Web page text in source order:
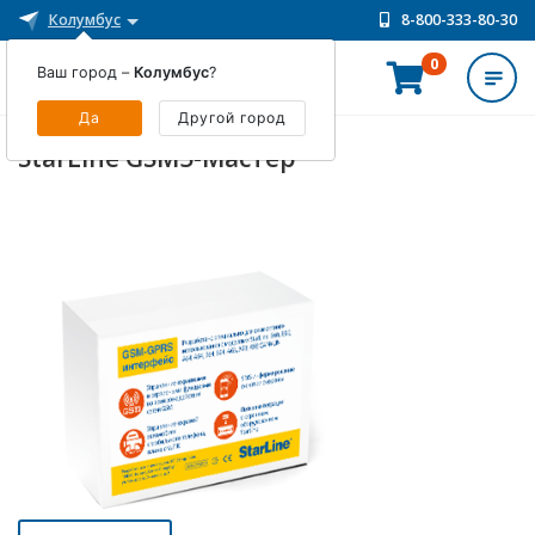
Колумбус 8-800-333-80-30
ИНТЕРНЕТ-МАГАЗИН
0
StarLine GSM5-Мастер
Ваш город – Колумбус?
Да Другой город